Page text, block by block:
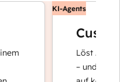
KI-Agents
Löst Anfragen
– und eskaliert